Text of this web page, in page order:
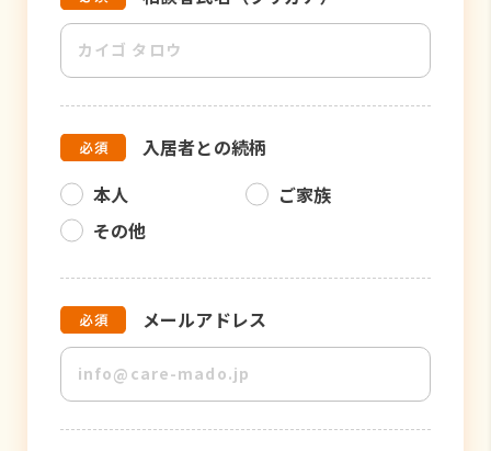
入居者との続柄
本人
ご家族
その他
メールアドレス